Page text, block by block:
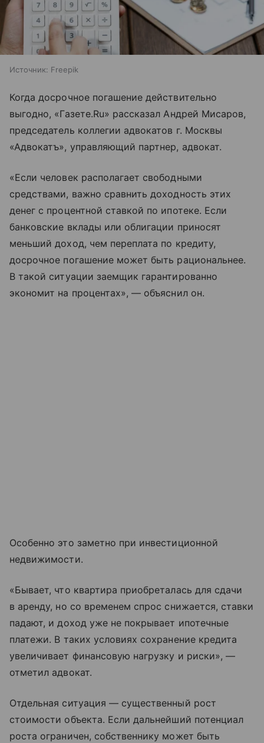
Источник: Freepik
Когда досрочное погашение действительно
выгодно, «Газете.Ru» рассказал Андрей Мисаров,
председатель коллегии адвокатов г. Москвы
«Адвокатъ», управляющий партнер, адвокат.
«Если человек располагает свободными
средствами, важно сравнить доходность этих
денег с процентной ставкой по ипотеке. Если
банковские вклады или облигации приносят
меньший доход, чем переплата по кредиту,
досрочное погашение может быть рациональнее.
В такой ситуации заемщик гарантированно
экономит на процентах», — объяснил он.
Особенно это заметно при инвестиционной
недвижимости.
«Бывает, что квартира приобреталась для сдачи
в аренду, но со временем спрос снижается, ставки
падают, и доход уже не покрывает ипотечные
платежи. В таких условиях сохранение кредита
увеличивает финансовую нагрузку и риски», —
отметил адвокат.
Отдельная ситуация — существенный рост
стоимости объекта. Если дальнейший потенциал
роста ограничен, собственнику может быть